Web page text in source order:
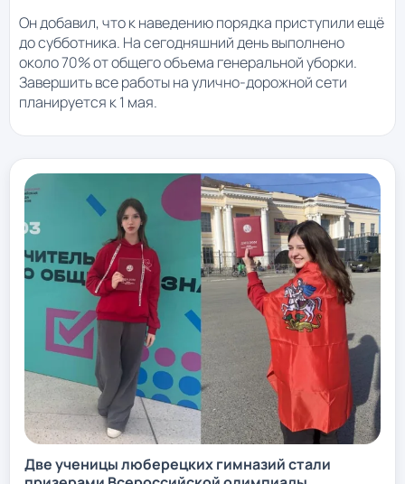
Он добавил, что к наведению порядка приступили ещё
до субботника. На сегодняшний день выполнено
около 70% от общего объема генеральной уборки.
Завершить все работы на улично-дорожной сети
планируется к 1 мая.
Две ученицы люберецких гимназий стали